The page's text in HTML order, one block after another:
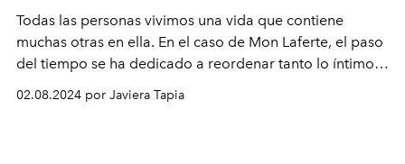
Todas las personas vivimos una vida que contiene
muchas otras en ella. En el caso de Mon Laferte, el paso
del tiempo se ha dedicado a reordenar tanto lo íntimo
ella. Quién es Monserrat y quién Mon Laferte.
02.08.2024 por Javiera Tapia